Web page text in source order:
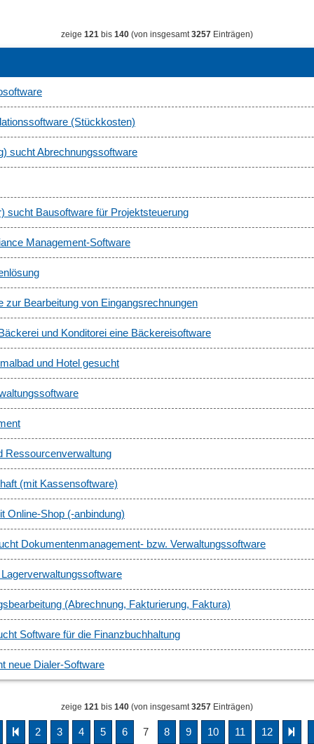
zeige 121 bis 140 (von insgesamt3257 Einträgen)
(Stückkosten)
sucht Abrechnungssoftware
sucht Bausoftware für Projektsteuerung
Management-Software
Bearbeitung von Eingangsrechnungen
und Konditorei eine Bäckereisoftware
und Hotel gesucht
Ressourcenverwaltung
(mit Kassensoftware)
Online-Shop (-anbindung)
Dokumentenmanagement- bzw. Verwaltungssoftware
(Abrechnung, Fakturierung, Faktura)
Software für die Finanzbuchhaltung
neue Dialer-Software
zeige 121 bis 140 (von insgesamt3257 Einträgen)
2 3 4 5 6 7 8 9 10 11 12